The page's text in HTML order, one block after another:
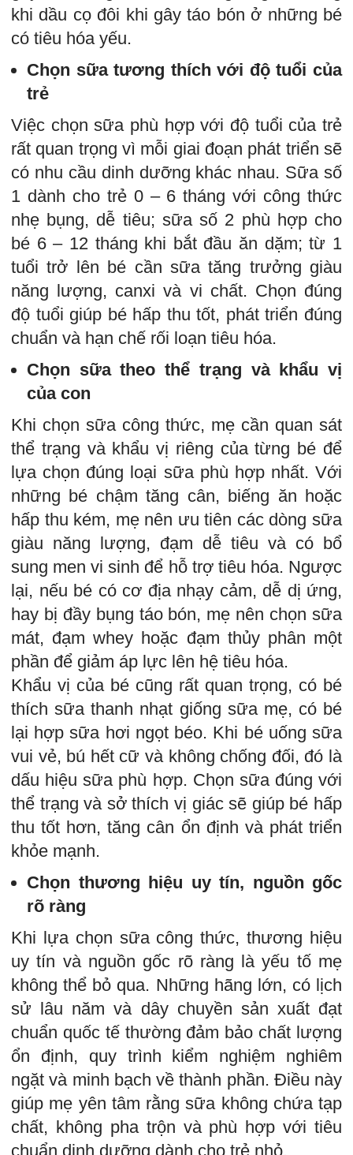
khi dầu cọ đôi khi gây táo bón ở những bé
có tiêu hóa yếu.
Chọn sữa tương thích với độ tuổi của
trẻ
Việc chọn sữa phù hợp với độ tuổi của trẻ
rất quan trọng vì mỗi giai đoạn phát triển sẽ
có nhu cầu dinh dưỡng khác nhau. Sữa số
1 dành cho trẻ 0 – 6 tháng với công thức
nhẹ bụng, dễ tiêu; sữa số 2 phù hợp cho
bé 6 – 12 tháng khi bắt đầu ăn dặm; từ 1
tuổi trở lên bé cần sữa tăng trưởng giàu
năng lượng, canxi và vi chất. Chọn đúng
độ tuổi giúp bé hấp thu tốt, phát triển đúng
chuẩn và hạn chế rối loạn tiêu hóa.
Chọn sữa theo thể trạng và khẩu vị
của con
Khi chọn sữa công thức, mẹ cần quan sát
thể trạng và khẩu vị riêng của từng bé để
lựa chọn đúng loại sữa phù hợp nhất. Với
những bé chậm tăng cân, biếng ăn hoặc
hấp thu kém, mẹ nên ưu tiên các dòng sữa
giàu năng lượng, đạm dễ tiêu và có bổ
sung men vi sinh để hỗ trợ tiêu hóa. Ngược
lại, nếu bé có cơ địa nhạy cảm, dễ dị ứng,
hay bị đầy bụng táo bón, mẹ nên chọn sữa
mát, đạm whey hoặc đạm thủy phân một
phần để giảm áp lực lên hệ tiêu hóa.
Khẩu vị của bé cũng rất quan trọng, có bé
thích sữa thanh nhạt giống sữa mẹ, có bé
lại hợp sữa hơi ngọt béo. Khi bé uống sữa
vui vẻ, bú hết cữ và không chống đối, đó là
dấu hiệu sữa phù hợp. Chọn sữa đúng với
thể trạng và sở thích vị giác sẽ giúp bé hấp
thu tốt hơn, tăng cân ổn định và phát triển
khỏe mạnh.
Chọn thương hiệu uy tín, nguồn gốc
rõ ràng
Khi lựa chọn sữa công thức, thương hiệu
uy tín và nguồn gốc rõ ràng là yếu tố mẹ
không thể bỏ qua. Những hãng lớn, có lịch
sử lâu năm và dây chuyền sản xuất đạt
chuẩn quốc tế thường đảm bảo chất lượng
ổn định, quy trình kiểm nghiệm nghiêm
ngặt và minh bạch về thành phần. Điều này
giúp mẹ yên tâm rằng sữa không chứa tạp
chất, không pha trộn và phù hợp với tiêu
chuẩn dinh dưỡng dành cho trẻ nhỏ.